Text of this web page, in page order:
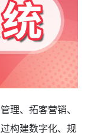
理、拓客营销、
构建数字化、规